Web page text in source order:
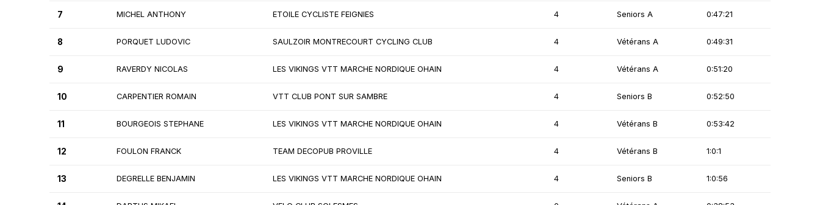
7 MICHEL ANTHONY ETOILE CYCLISTE FEIGNIES 4 Seniors A 0:47:21
8 PORQUET LUDOVIC SAULZOIR MONTRECOURT CYCLING CLUB 4 Vétérans A 0:49:31
9 RAVERDY NICOLAS LES VIKINGS VTT MARCHE NORDIQUE OHAIN 4 Vétérans A 0:51:20
10 CARPENTIER ROMAIN VTT CLUB PONT SUR SAMBRE 4 Seniors B 0:52:50
11 BOURGEOIS STEPHANE LES VIKINGS VTT MARCHE NORDIQUE OHAIN 4 Vétérans B 0:53:42
12 FOULON FRANCK TEAM DECOPUB PROVILLE 4 Vétérans B 1:0:1
13 DEGRELLE BENJAMIN LES VIKINGS VTT MARCHE NORDIQUE OHAIN 4 Seniors B 1:0:56